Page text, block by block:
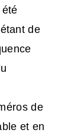
de
de
et en